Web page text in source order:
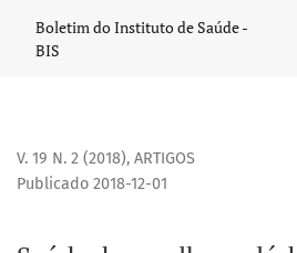
Boletim do Instituto de Saúde -
BIS
V. 19 N. 2 (2018), ARTIGOS
Publicado 2018-12-01